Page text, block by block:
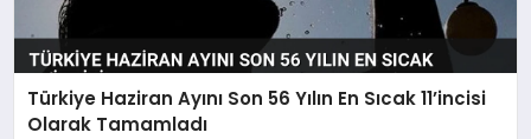
Türkiye Haziran Ayını Son 56 Yılın En Sıcak 11’incisi
Olarak Tamamladı